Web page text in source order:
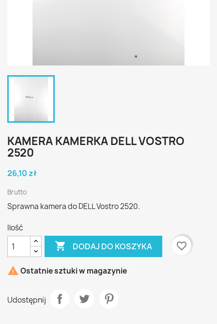
KAMERA KAMERKA DELL VOSTRO
2520
26,10 zł
Brutto
Sprawna kamera do DELL Vostro 2520.
Ilość
 DODAJ DO KOSZYKA favorite_border
 Ostatnie sztuki w magazynie
Udostępnij